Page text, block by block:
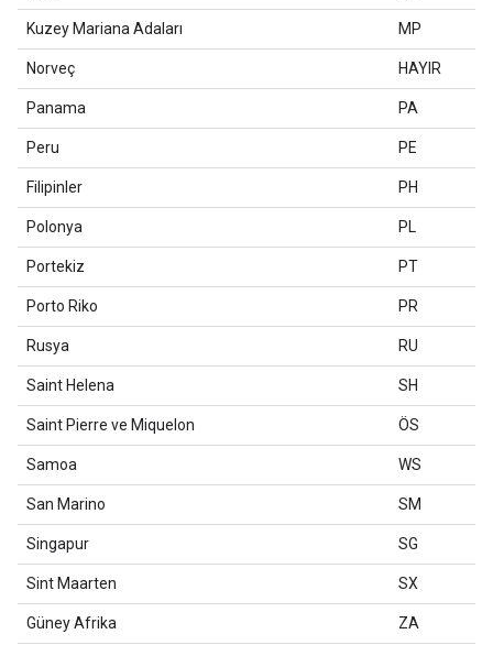
Kuzey Mariana Adaları MP
Norveç HAYIR
Panama PA
Peru PE
Filipinler PH
Polonya PL
Portekiz PT
Porto Riko PR
Rusya RU
Saint Helena SH
Saint Pierre ve Miquelon ÖS
Samoa WS
San Marino SM
Singapur SG
Sint Maarten SX
Güney Afrika ZA